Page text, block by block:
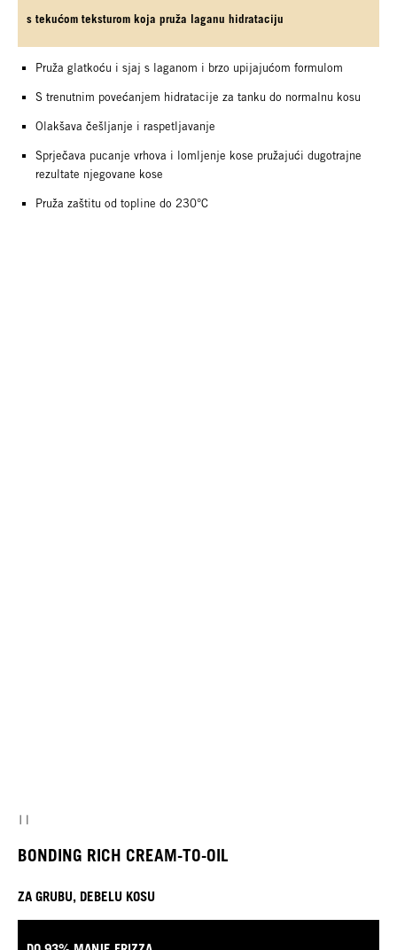
s tekućom teksturom koja pruža laganu hidrataciju
Pruža glatkoću i sjaj s laganom i brzo upijajućom formulom
S trenutnim povećanjem hidratacije za tanku do normalnu kosu
Olakšava češljanje i raspetljavanje
Sprječava pucanje vrhova i lomljenje kose pružajući dugotrajne
rezultate njegovane kose
Pruža zaštitu od topline do 230°C
BONDING RICH CREAM-TO-OIL
ZA GRUBU, DEBELU KOSU